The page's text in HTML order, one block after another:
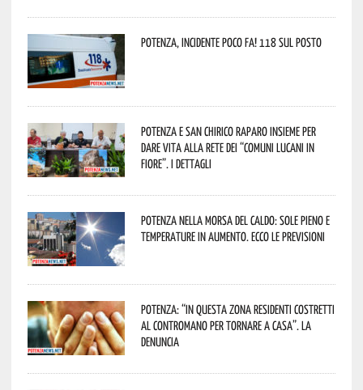
Potenza, incidente poco fa! 118 sul posto
Potenza e San Chirico Raparo insieme per
dare vita alla rete dei “Comuni Lucani in
Fiore”. I dettagli
Potenza nella morsa del caldo: sole pieno e
temperature in aumento. Ecco le previsioni
Potenza: “In questa zona residenti costretti
al contromano per tornare a casa”. La
denuncia